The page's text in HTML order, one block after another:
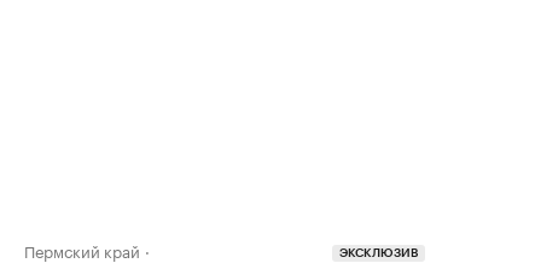
Пермский край ЭКСКЛЮЗИВ